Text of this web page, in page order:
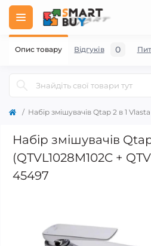
Набір змішувачів Qtap 2 в 1
Набір змішувачів
(QTVL1028M102C +
45497
Опис товару Відгуків 0